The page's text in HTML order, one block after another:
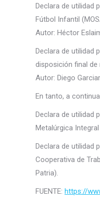
Declara de utilidad
Fútbol Infantil
Autor: Héctor
Declara de utilidad
disposición final de
Autor: Diego
En tanto, a
Declara de utilidad
Metalúrgica
Declara de utilidad
Cooperativa de
Patria).
FUENTE: https://